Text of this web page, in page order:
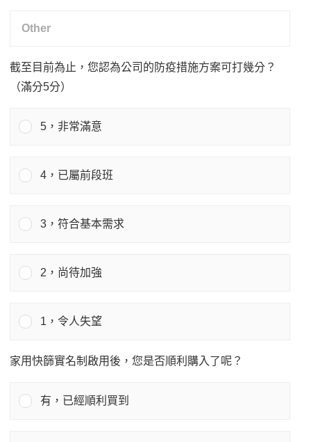
截至目前為止，您認為公司的防疫措施方案可打幾分？
（滿分5分）
5，非常滿意
4，已屬前段班
3，符合基本需求
2，尚待加強
1，令人失望
家用快篩實名制啟用後，您是否順利購入了呢？
有，已經順利買到